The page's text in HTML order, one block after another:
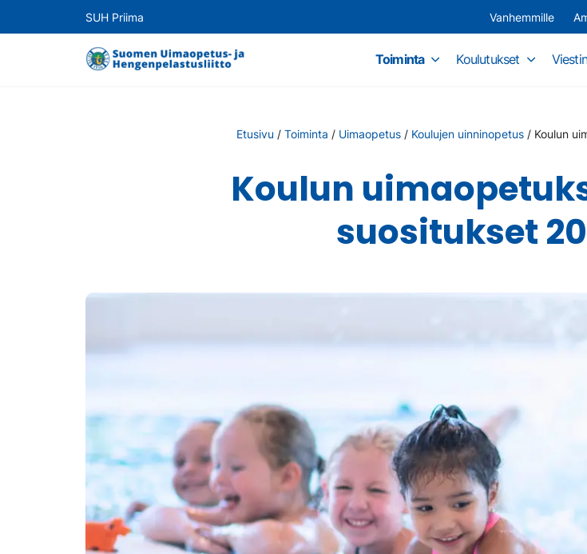
SUH Priima Vanhemmille
Toiminta Koulutukset
Etusivu /Toiminta / Uimaopetus / Koulujen uinninopetus / Koulun
Koulun
suositukset